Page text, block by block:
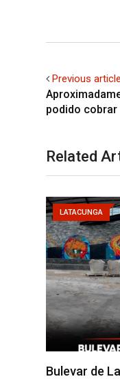
Previous article
podido
Related
LATACUNGA
Bulevar de